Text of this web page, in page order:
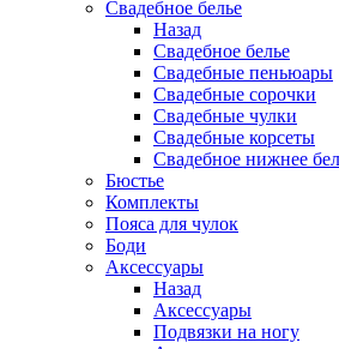
Свадебное белье
Назад
Свадебное белье
Свадебные пеньюары
Свадебные сорочки
Свадебные чулки
Свадебные корсеты
Свадебное нижнее
Бюстье
Комплекты
Пояса для чулок
Боди
Аксессуары
Назад
Аксессуары
Подвязки на ногу